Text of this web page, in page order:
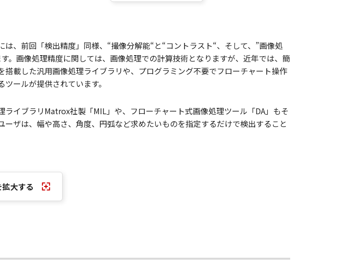
は、前回「検出精度」同様、“撮像分解能“と“コントラスト“、そして、”画像処
。画像処理精度に関しては、画像処理での計算技術となりますが、近年では、簡
搭載した汎用画像処理ライブラリや、プログラミング不要でフローチャート操作
ールが提供されています。
ライブラリMatrox社製「MIL」や、フローチャート式画像処理ツール「DA」もそ
ーザは、幅や高さ、角度、円弧など求めたいものを指定するだけで検出すること
大する